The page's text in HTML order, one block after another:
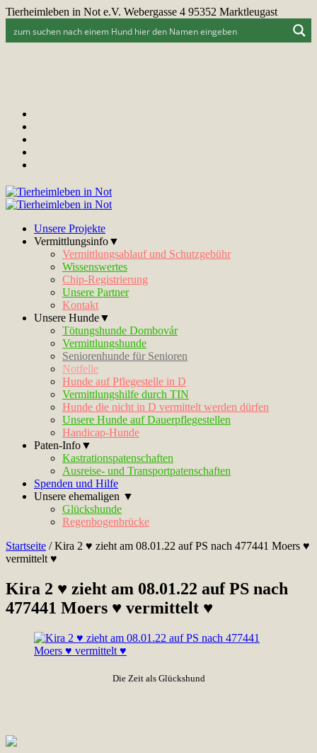
Tierheimleben in Not e.V. Webergasse 4 95352 Marktleugast
Unsere Projekte
Vermittlungsinfo▼
Vermittlungsablauf und Schutzgebühr
Wissenswertes
Chip-Registrierung
Unsere Partner
Kontakt
Unsere Hunde▼
Tötungshunde Dombovár
Vermittlungshunde
Seniorenhunde für Senioren
Notfelle
Hunde auf Pflegestelle in D
Vermittlungshilfe durch TIN
Hunde die nicht in D vermittelt werden dürfen
Unsere Hunde auf Dauerpflegestellen
Handicap-Hunde
Paten-Info▼
Kastrationspatenschaften
Ausreise- und Transportpatenschaften
Spenden und Hilfe
Unsere ehemaligen ▼
Glückshunde
Regenbogenbrücke
Startseite /Kira 2 ♥ zieht am 08.01.22 auf PS nach 477441 Moers ♥
vermittelt ♥
Kira 2 ♥ zieht am 08.01.22 auf PS nach
477441 Moers ♥ vermittelt ♥
Die Zeit als Glückshund